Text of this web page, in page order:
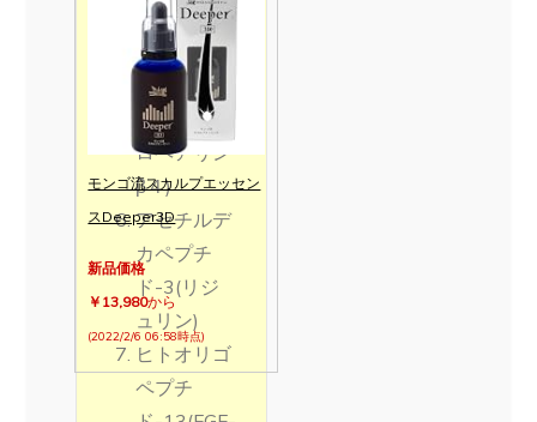
テオグリカ
ン
オクタペプ
チド-2 (プ
ロヘアリン
β４)
アセチルデ
カペプチ
ド-3(リジ
ュリン)
ヒトオリゴ
ペプチ
モンゴ流スカルプエッセン
スDeeper3D
新品価格
￥13,980から
(2022/2/6 06:58時点)